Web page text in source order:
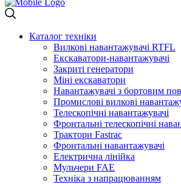
Каталог техніки
Вилкові навантажувачі RTFL
Екскаватори-навантажувачі
Закриті генератори
Міні екскаватори
Навантажувачі з бортовим
Промислові вилкові
Телескопічні навантажувачі
Фронтальні телескопічні
Трактори Fastrac
Фронтальні навантажувачі
Електрична лінійка
Мульчери FAE
Техніка з напрацюванням